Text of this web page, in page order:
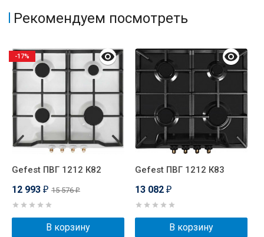
Рекомендуем посмотреть
Gefest ПВГ 1212 К82
12 993 ₽ 15 576₽
В корзину
-17%
Gefest ПВГ 1212 К83
13 082 ₽
В корзину